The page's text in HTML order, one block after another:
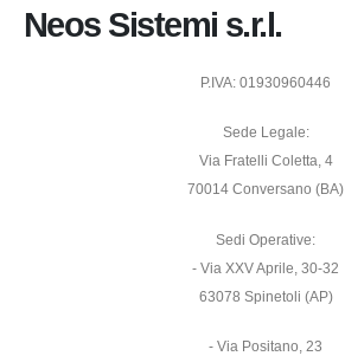
Neos Sistemi s.r.l.
P.IVA: 01930960446
Sede Legale:
Via Fratelli Coletta, 4
70014 Conversano (BA)
Sedi Operative:
- Via XXV Aprile, 30-32
63078 Spinetoli (AP)
- Via Positano, 23